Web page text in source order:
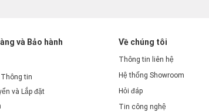
và Bảo hành
tin
và Lắp đặt
Về chúng tôi
Thông tin liên hệ
Hệ thống Showroom
Hỏi đáp
Tin công nghệ